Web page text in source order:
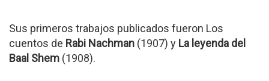
Sus primeros trabajos publicados fueron Los
cuentos de Rabi Nachman (1907) y La leyenda del
Baal Shem (1908).